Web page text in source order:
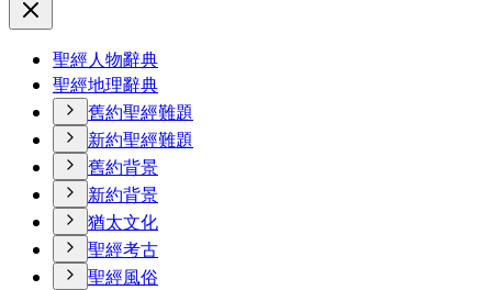
聖經人物辭典
聖經地理辭典
舊約聖經難題
新約聖經難題
舊約背景
新約背景
猶太文化
聖經考古
聖經風俗